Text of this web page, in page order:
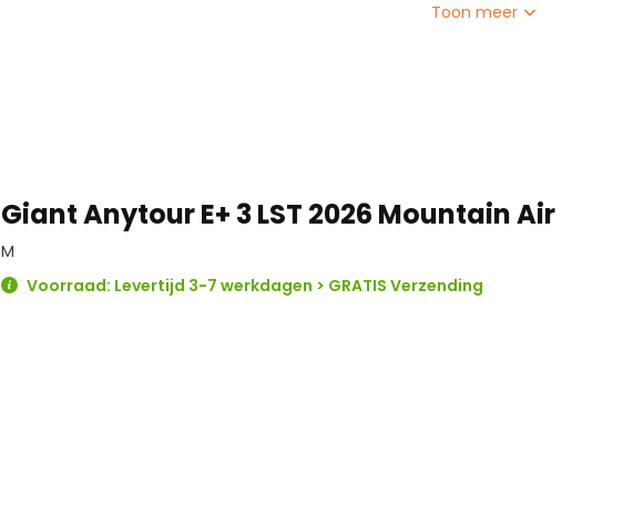
Toon meer
Giant Anytour E+ 3 LST 2026 Mountain Air
M
Voorraad: Levertijd 3-7 werkdagen > GRATIS Verzending